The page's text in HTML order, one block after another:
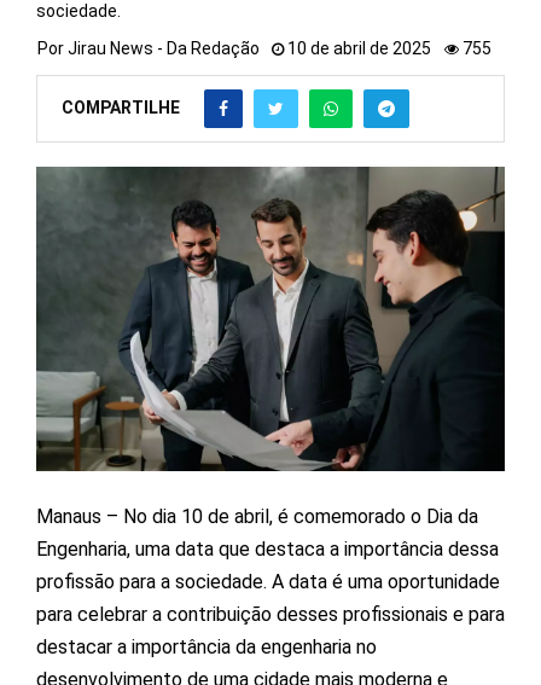
sociedade.
PorJirau News - Da Redação 10 de abril de 2025 755
COMPARTILHE
Manaus – No dia 10 de abril, é comemorado o Dia da
Engenharia, uma data que destaca a importância dessa
profissão para a sociedade. A data é uma oportunidade
para celebrar a contribuição desses profissionais e para
destacar a importância da engenharia no
desenvolvimento de uma cidade mais moderna e